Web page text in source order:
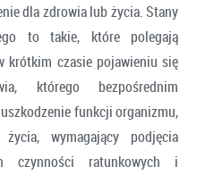
dla zdrowia lub życia. Stany
to takie, które polegają
krótkim czasie pojawieniu się
którego bezpośrednim
funkcji organizmu,
wymagający podjęcia
czynności ratunkowych i